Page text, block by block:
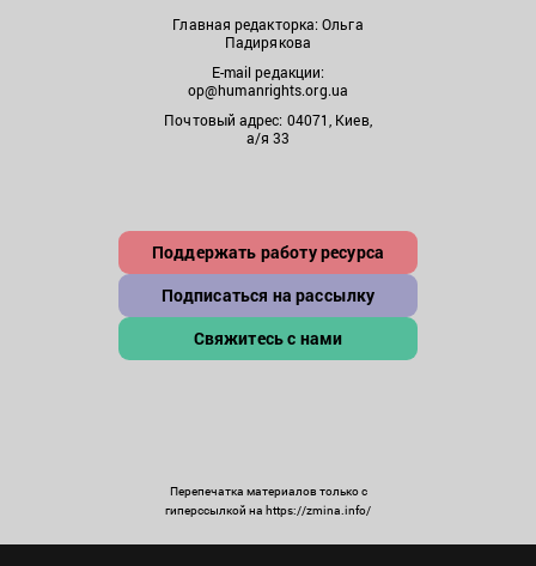
Главная редакторка: Ольга
Падирякова
E-mail редакции:
op@humanrights.org.ua
Почтовый адрес: 04071, Киев,
а/я 33
Поддержать работу ресурса
Подписаться на рассылку
Свяжитесь с нами
Перепечатка материалов только с
гиперссылкой на https://zmina.info/